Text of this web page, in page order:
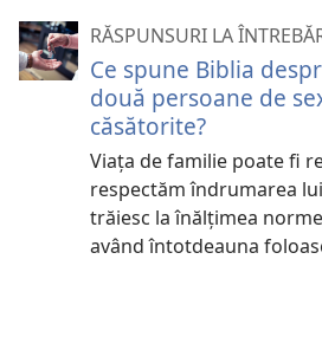
RĂSPUNSURI LA
Ce spune Biblia
două persoane de
căsătorite?
Viața de familie poate fi
respectăm îndrumarea
trăiesc la înălțimea
având întotdeauna